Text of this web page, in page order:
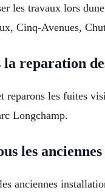
les travaux lors
Cinq-Avenues,
la reparation
reparons les fuites
Longchamp.
les
anciennes